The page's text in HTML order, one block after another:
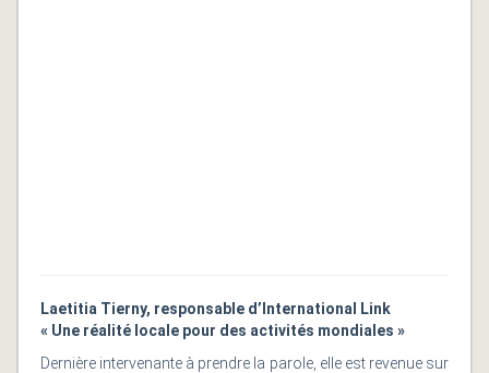
Laetitia Tierny, responsable d’International Link
« Une réalité locale pour des activités mondiales »
Dernière intervenante à prendre la parole, elle est revenue sur